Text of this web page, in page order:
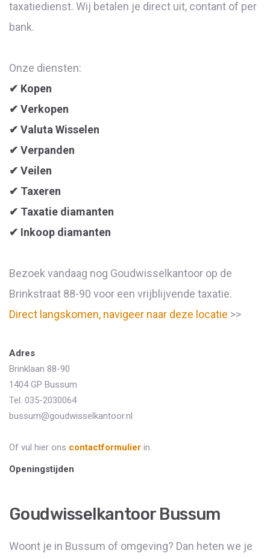
taxatiedienst. Wij betalen je direct uit, contant of per
bank.
Onze diensten:
✔ Kopen
✔ Verkopen
✔ Valuta Wisselen
✔ Verpanden
✔ Veilen
✔ Taxeren
✔ Taxatie diamanten
✔ Inkoop diamanten
Bezoek vandaag nog Goudwisselkantoor op de
Brinkstraat 88-90 voor een vrijblijvende taxatie.
Direct langskomen, navigeer naar deze locatie >>
Adres
Brinklaan 88-90
1404 GP Bussum
Tel. 035-2030064
bussum@goudwisselkantoor.nl
Of vul hier ons contactformulier in.
Openingstijden
Goudwisselkantoor Bussum
Woont je in Bussum of omgeving? Dan heten we je